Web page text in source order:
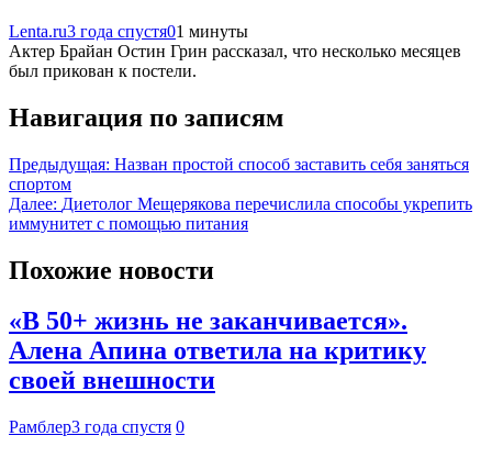
Lenta.ru3 года спустя01 минуты
Актер Брайан Остин Грин рассказал, что несколько месяцев
был прикован к постели.
Навигация по записям
Предыдущая: Назван простой способ заставить себя заняться
спортом
Далее: Диетолог Мещерякова перечислила способы укрепить
иммунитет с помощью питания
Похожие новости
«В 50+ жизнь не заканчивается».
Алена Апина ответила на критику
своей внешности
Рамблер3 года спустя 0